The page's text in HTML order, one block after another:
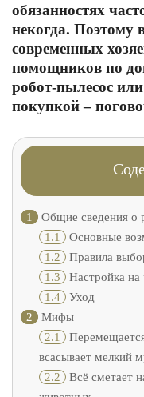
обязанностях
некогда. Поэтому
современных
помощников по
робот-пылесос
покупкой –
1
Общие сведения о
1.1 Основные
1.2 Правила
1.3 Настройка на
1.4 Уход
2
Мифы
2.1
всасывает мелкий
2.2 Всё сметает